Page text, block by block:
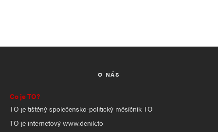
O NÁS
Co je TO?
TO je tištěný společensko-politický měsíčník TO
TO je internetový www.denik.to